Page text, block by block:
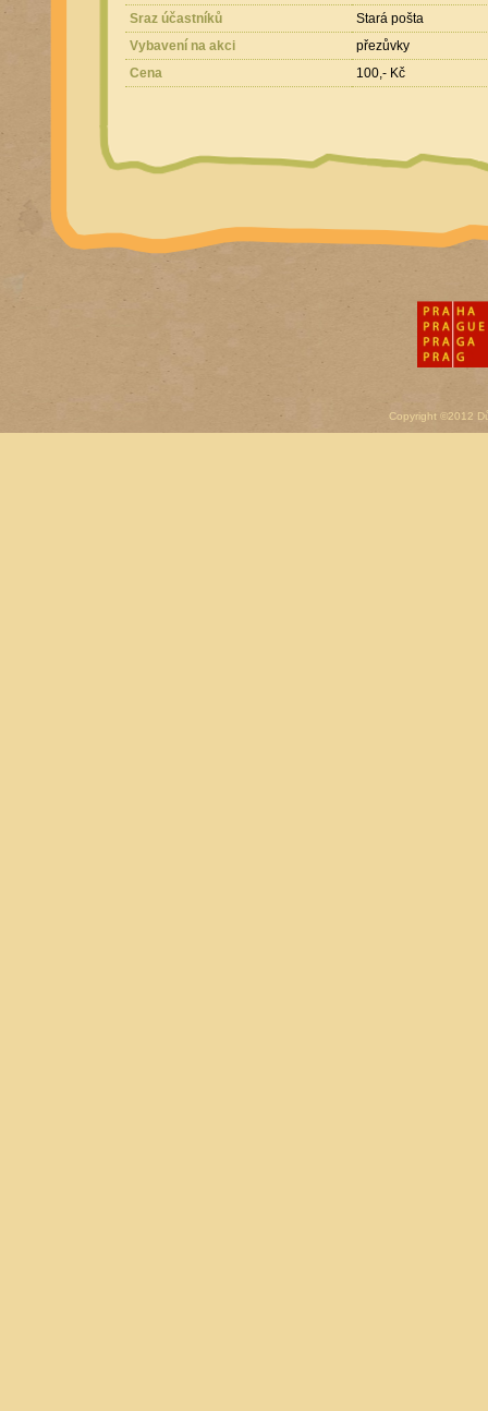
Sraz účastníků
Stará pošta
Vybavení na akci
přezůvky
Cena
100,- Kč
Copyright ©2012